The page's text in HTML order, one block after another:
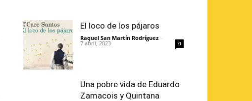
El loco de los pájaros
Raquel San Martín Rodríguez -
7 abril, 2023 0
Una pobre vida de Eduardo
Zamacois y Quintana